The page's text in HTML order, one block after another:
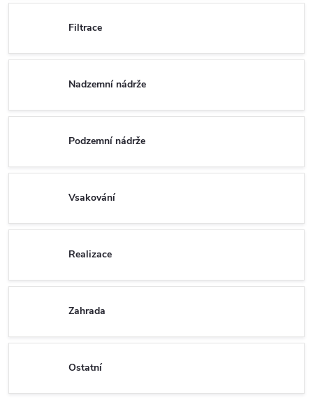
Filtrace
Nadzemní nádrže
Podzemní nádrže
Vsakování
Realizace
Zahrada
Ostatní